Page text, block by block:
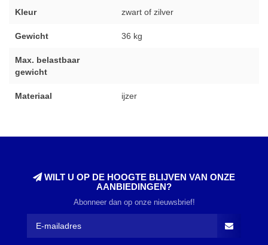
Kleur zwart of zilver
Gewicht 36 kg
Max. belastbaar
gewicht
Materiaal ijzer
WILT U OP DE HOOGTE BLIJVEN VAN ONZE
AANBIEDINGEN?
Abonneer dan op onze nieuwsbrief!